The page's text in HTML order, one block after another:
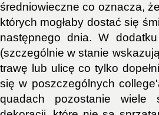
średniowieczne co oznacza,
których mogłaby dostać się
następnego dnia. W
(szczególnie w stanie
trawę lub ulicę co tylko
się w poszczególnych
quadach pozostanie wiele